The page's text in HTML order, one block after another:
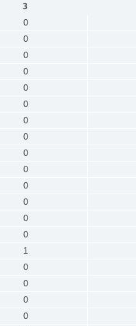
3
0
0
0
0
0
0
0
0
0
0
0
0
0
0
1
0
0
0
0